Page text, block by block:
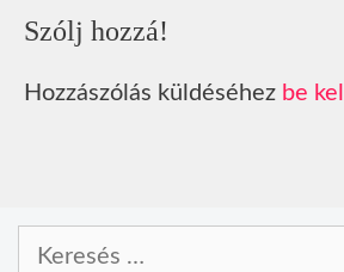
Szólj hozzá!
Hozzászólás küldéséhez be